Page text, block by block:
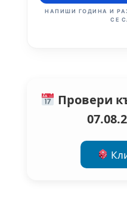
НАПИШИ ГОДИНА И
СЕ
Провери